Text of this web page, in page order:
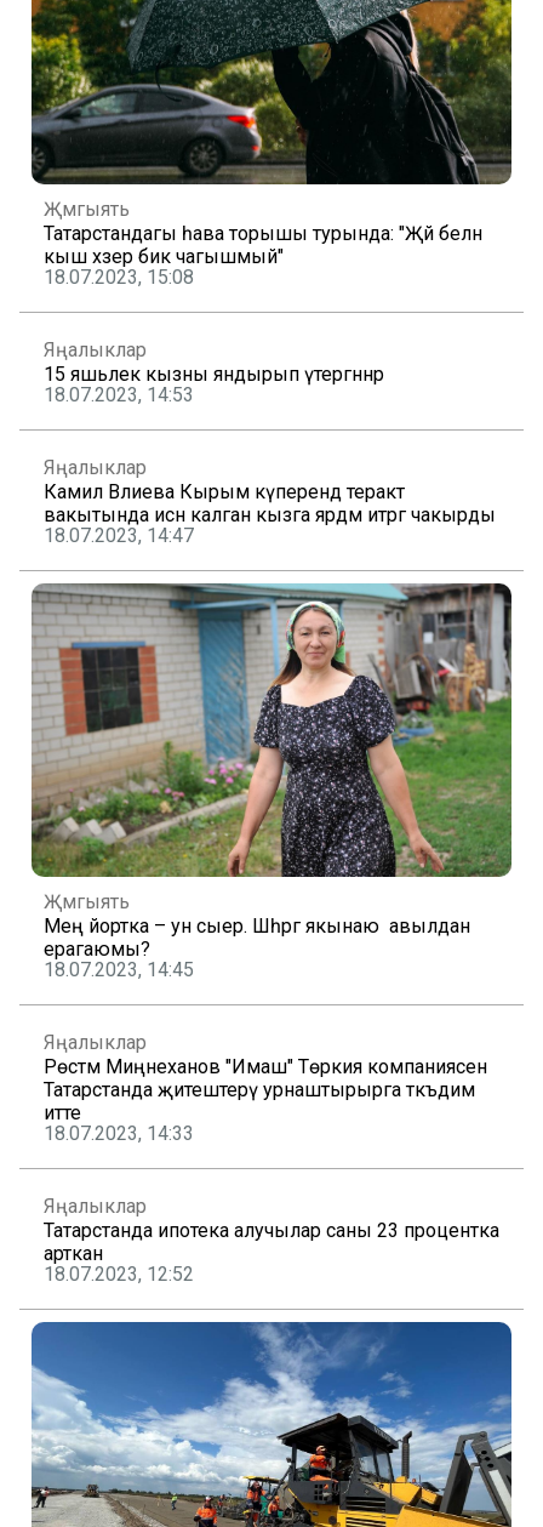
Җәмгыять
Татарстандагы һава торышы турында: "Җәй белән
кыш хәзер бик чагышмый"
18.07.2023, 15:08
Яңалыклар
15 яшьлек кызны яндырып үтергәннәр
18.07.2023, 14:53
Яңалыклар
Камилә Вәлиева Кырым күперендә теракт
вакытында исән калган кызга ярдәм итәргә чакырды
18.07.2023, 14:47
Җәмгыять
Мең йортка – ун сыер. Шәһәргә якынаю авылдан
ерагаюмы?
18.07.2023, 14:45
Яңалыклар
Рөстәм Миңнеханов "Имаш" Төркия компаниясенә
Татарстанда җитештерү урнаштырырга тәкъдим
итте
18.07.2023, 14:33
Яңалыклар
Татарстанда ипотека алучылар саны 23 процентка
арткан
18.07.2023, 12:52